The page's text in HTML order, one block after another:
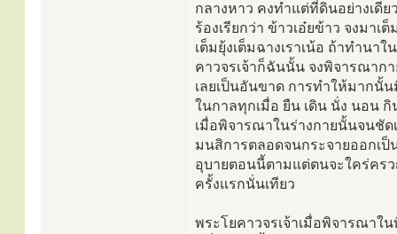
กลางหาว คงทำแต่ที่ดินอย่างเดีย
ร้องเรียกว่า ข้าวเอ๋ยข้าว จงมาเ
เต็มยุ้งเต็มฉางเราเน้อ ถ้าทำนา
คาวจรเจ้าก็ฉันนั้น จงพิจารณาก
เลยเป็นอันขาด การทำให้มากนั้
ในกาลทุกเมื่อ ยืน เดิน นั่ง นอน
เมื่อพิจารณาในร่างกายนั้นจนชั
มนสิการตลอดจนกระจายออกเ
อุบายตอนนี้ตามแต่ตนจะใคร่คร
ครั้งแรกนั่นเทียว
พระโยคาวจรเจ้าเมื่อพิจารณาใ